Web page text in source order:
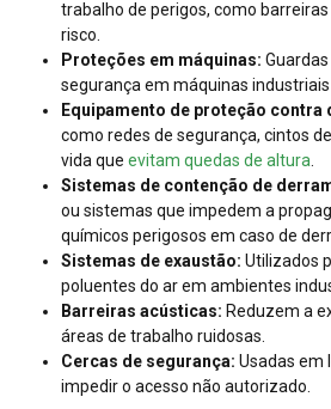
trabalho de perigos, como
risco.
Proteções em máquinas:
segurança em máquinas industriais
Equipamento de proteção contra
como redes de segurança, cintos
vida que evitam quedas de altura
Sistemas de contenção de
ou sistemas que impedem a
químicos perigosos em caso de
Sistemas de exaustão: Utilizados
poluentes do ar em ambientes
Barreiras acústicas: Reduzem a
áreas de trabalho ruidosas.
Cercas de segurança: Usadas em
impedir o acesso não autorizado.